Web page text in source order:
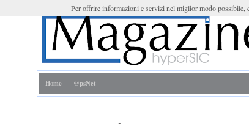
Home @psNet
Per offrire informazioni e servizi nel miglior modo possibile,